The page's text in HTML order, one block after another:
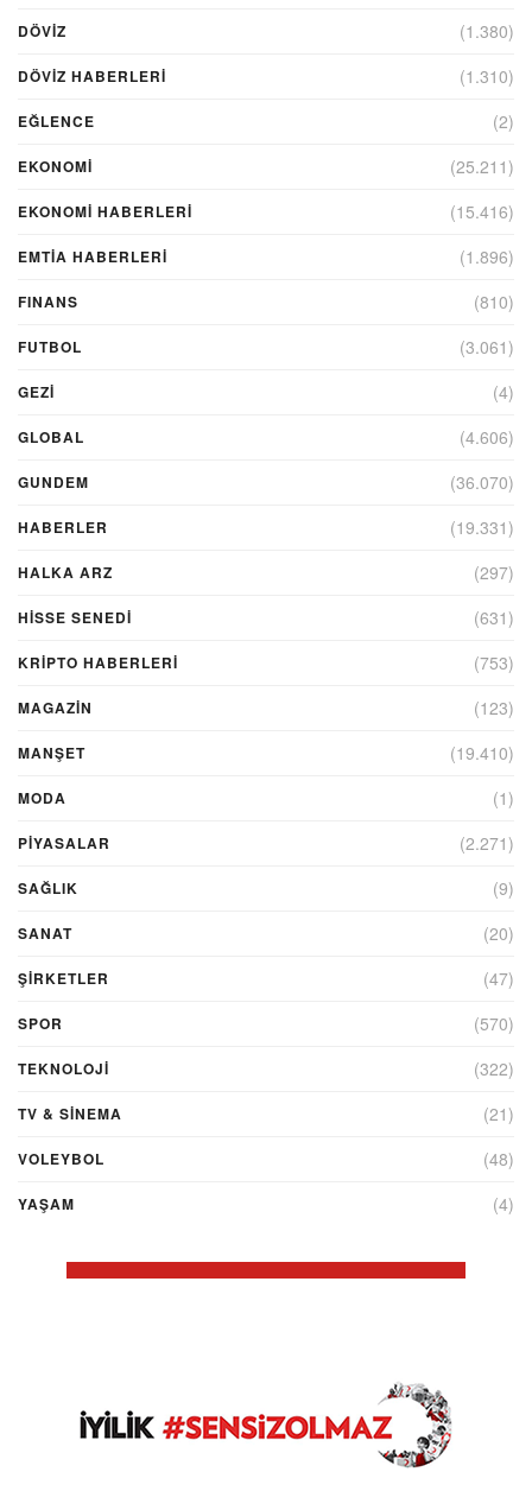
DÖVİZ (1.380)
DÖVIZ HABERLERI (1.310)
EĞLENCE (2)
EKONOMİ (25.211)
EKONOMI HABERLERI (15.416)
EMTIA HABERLERI (1.896)
FINANS (810)
FUTBOL (3.061)
GEZI (4)
GLOBAL (4.606)
GUNDEM (36.070)
HABERLER (19.331)
HALKA ARZ (297)
HİSSE SENEDİ (631)
KRIPTO HABERLERI (753)
MAGAZİN (123)
MANŞET (19.410)
MODA (1)
PİYASALAR (2.271)
SAĞLIK (9)
SANAT (20)
ŞIRKETLER (47)
SPOR (570)
TEKNOLOJİ (322)
TV & SINEMA (21)
VOLEYBOL (48)
YAŞAM (4)